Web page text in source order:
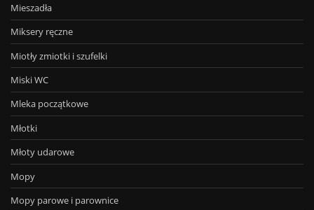
Mieszadła
Miksery ręczne
Miotły zmiotki i szufelki
Miski WC
Mleka początkowe
Młotki
Młoty udarowe
Mopy
Mopy parowe i parownice